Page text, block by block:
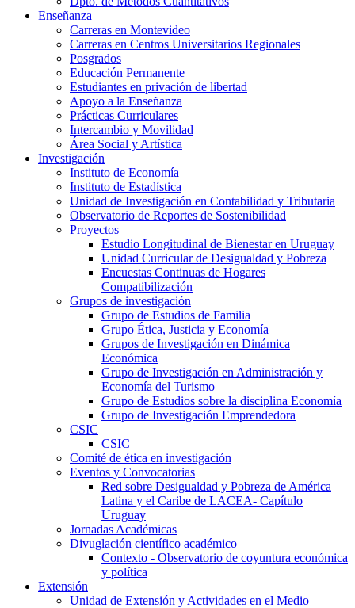
Enseñanza
Carreras en Montevideo
Carreras en Centros Universitarios Regionales
Posgrados
Educación Permanente
Estudiantes en privación de libertad
Apoyo a la Enseñanza
Prácticas Curriculares
Intercambio y Movilidad
Área Social y Artística
Investigación
Instituto de Economía
Instituto de Estadística
Unidad de Investigación en Contabilidad y Tributaria
Observatorio de Reportes de Sostenibilidad
Proyectos
Estudio Longitudinal de Bienestar en Uruguay
Unidad Curricular de Desigualdad y Pobreza
Encuestas Continuas de Hogares
Compatibilización
Grupos de investigación
Grupo de Estudios de Familia
Grupo Ética, Justicia y Economía
Grupos de Investigación en Dinámica
Económica
Grupo de Investigación en Administración y
Economía del Turismo
Grupo de Estudios sobre la disciplina Economía
Grupo de Investigación Emprendedora
CSIC
CSIC
Comité de ética en investigación
Eventos y Convocatorias
Red sobre Desigualdad y Pobreza de América
Latina y el Caribe de LACEA- Capítulo
Uruguay
Jornadas Académicas
Divuglación científico académico
Contexto - Observatorio de coyuntura económica
y política
Extensión
Unidad de Extensión y Actividades en el Medio